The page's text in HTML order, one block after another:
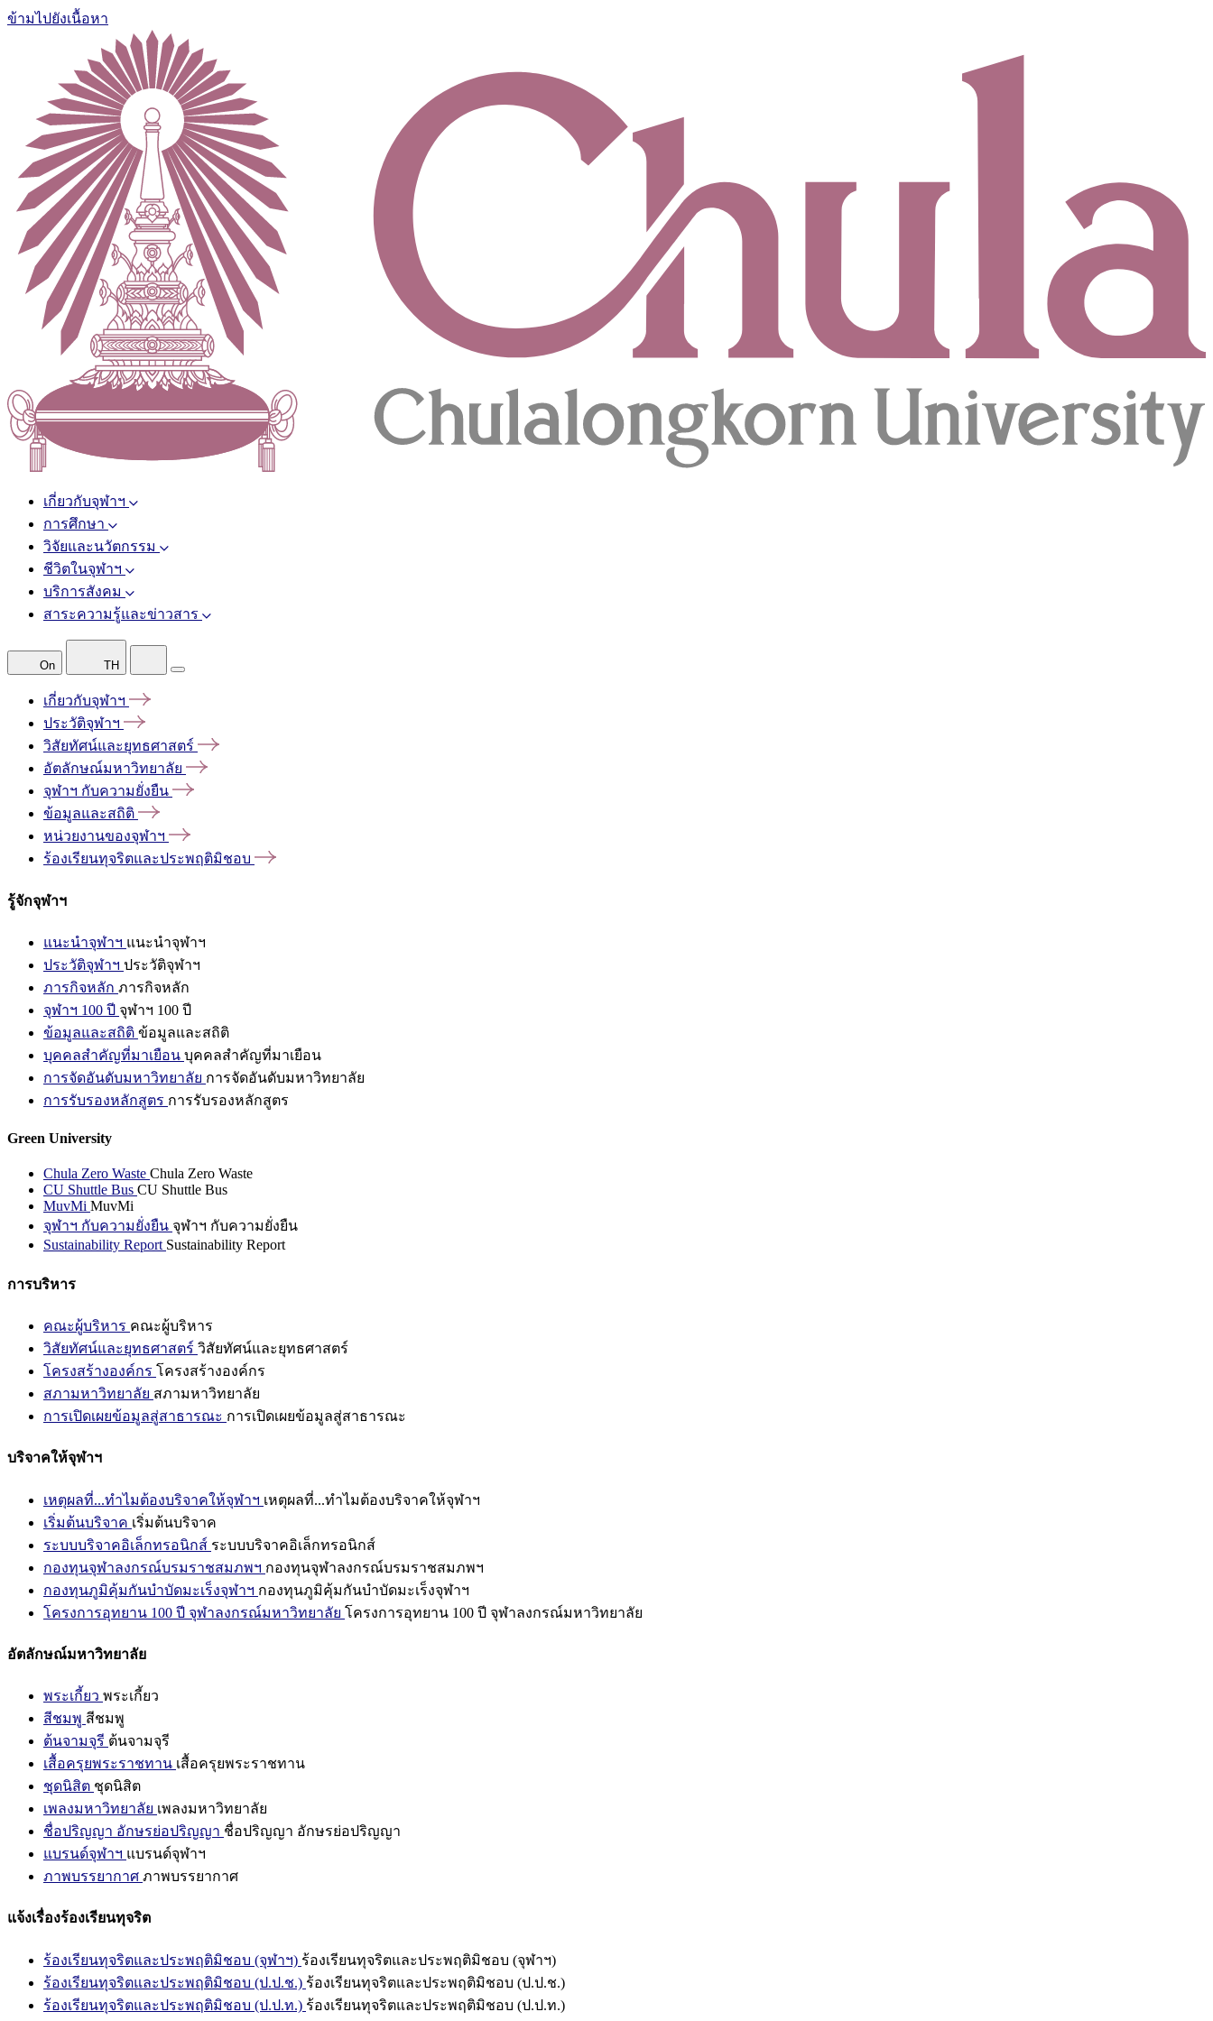
ข้ามไปยังเนื้อหา
เกี่ยวกับจุฬาฯ
การศึกษา
วิจัยและนวัตกรรม
ชีวิตในจุฬาฯ
บริการสังคม
สาระความรู้และข่าวสาร
On TH
เกี่ยวกับจุฬาฯ
ประวัติจุฬาฯ
วิสัยทัศน์และยุทธศาสตร์
อัตลักษณ์มหาวิทยาลัย
จุฬาฯ กับความยั่งยืน
ข้อมูลและสถิติ
หน่วยงานของจุฬาฯ
ร้องเรียนทุจริตและประพฤติมิชอบ
รู้จักจุฬาฯ
แนะนำจุฬาฯ แนะนำจุฬาฯ
ประวัติจุฬาฯ ประวัติจุฬาฯ
ภารกิจหลัก ภารกิจหลัก
จุฬาฯ 100 ปี จุฬาฯ 100 ปี
ข้อมูลและสถิติ ข้อมูลและสถิติ
บุคคลสำคัญที่มาเยือน บุคคลสำคัญที่มาเยือน
การจัดอันดับมหาวิทยาลัย การจัดอันดับมหาวิทยาลัย
การรับรองหลักสูตร การรับรองหลักสูตร
Green University
Chula Zero Waste Chula Zero Waste
CU Shuttle Bus CU Shuttle Bus
MuvMi MuvMi
จุฬาฯ กับความยั่งยืน จุฬาฯ กับความยั่งยืน
Sustainability Report Sustainability Report
การบริหาร
คณะผู้บริหาร คณะผู้บริหาร
วิสัยทัศน์และยุทธศาสตร์ วิสัยทัศน์และยุทธศาสตร์
โครงสร้างองค์กร โครงสร้างองค์กร
สภามหาวิทยาลัย สภามหาวิทยาลัย
การเปิดเผยข้อมูลสู่สาธารณะ การเปิดเผยข้อมูลสู่สาธารณะ
บริจาคให้จุฬาฯ
เหตุผลที่...ทำไมต้องบริจาคให้จุฬาฯ เหตุผลที่...ทำไมต้องบริจาคให้จุฬาฯ
เริ่มต้นบริจาค เริ่มต้นบริจาค
ระบบบริจาคอิเล็กทรอนิกส์ ระบบบริจาคอิเล็กทรอนิกส์
กองทุนจุฬาลงกรณ์บรมราชสมภพฯ กองทุนจุฬาลงกรณ์บรมราชสมภพฯ
กองทุนภูมิคุ้มกันบำบัดมะเร็งจุฬาฯ กองทุนภูมิคุ้มกันบำบัดมะเร็งจุฬาฯ
โครงการอุทยาน 100 ปี จุฬาลงกรณ์มหาวิทยาลัย โครงการอุทยาน 100 ปี จุฬาลงกรณ์มหาวิทยาลัย
อัตลักษณ์มหาวิทยาลัย
พระเกี้ยว พระเกี้ยว
สีชมพู สีชมพู
ต้นจามจุรี ต้นจามจุรี
เสื้อครุยพระราชทาน เสื้อครุยพระราชทาน
ชุดนิสิต ชุดนิสิต
เพลงมหาวิทยาลัย เพลงมหาวิทยาลัย
ชื่อปริญญา อักษรย่อปริญญา ชื่อปริญญา อักษรย่อปริญญา
แบรนด์จุฬาฯ แบรนด์จุฬาฯ
ภาพบรรยากาศ ภาพบรรยากาศ
แจ้งเรื่องร้องเรียนทุจริต
ร้องเรียนทุจริตและประพฤติมิชอบ (จุฬาฯ) ร้องเรียนทุจริตและประพฤติมิชอบ (จุฬาฯ)
ร้องเรียนทุจริตและประพฤติมิชอบ (ป.ป.ช.) ร้องเรียนทุจริตและประพฤติมิชอบ (ป.ป.ช.)
ร้องเรียนทุจริตและประพฤติมิชอบ (ป.ป.ท.) ร้องเรียนทุจริตและประพฤติมิชอบ (ป.ป.ท.)